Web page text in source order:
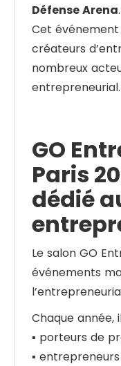
Défense Arena.
Cet
créateurs
nombreux
entrepreneurial.
GO
Paris
dédié
Le salon GO
événements
Chaque année,
▪️ porteurs de
▪️ entrepreneurs